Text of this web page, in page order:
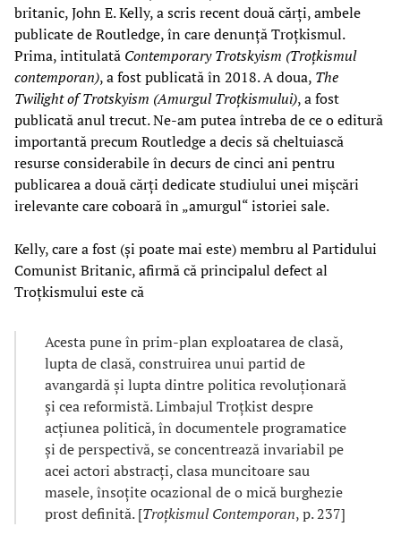
britanic, John E. Kelly, a scris recent două cărți, ambele
publicate de Routledge, în care denunță Troțkismul.
Prima, intitulată Contemporary Trotskyism (Troțkismul
contemporan), a fost publicată în 2018. A doua, The
Twilight of Trotskyism (Amurgul Troțkismului), a fost
publicată anul trecut. Ne-am putea întreba de ce o editură
importantă precum Routledge a decis să cheltuiască
resurse considerabile în decurs de cinci ani pentru
publicarea a două cărți dedicate studiului unei mișcări
irelevante care coboară în „amurgul“ istoriei sale.
Kelly, care a fost (și poate mai este) membru al Partidului
Comunist Britanic, afirmă că principalul defect al
Troțkismului este că
Acesta pune în prim-plan exploatarea de clasă,
lupta de clasă, construirea unui partid de
avangardă și lupta dintre politica revoluționară
și cea reformistă. Limbajul Troțkist despre
acțiunea politică, în documentele programatice
și de perspectivă, se concentrează invariabil pe
acei actori abstracți, clasa muncitoare sau
masele, însoțite ocazional de o mică burghezie
prost definită. [Troțkismul Contemporan, p. 237]